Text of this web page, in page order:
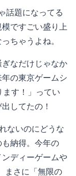
話題になってる
ですごい盛り上
ちゃうよね。
なだけじゃなか
の東京ゲームシ
す！」ってい
してたの！
ないのにどうな
納得。今年の
ディーゲームや
まさに「無限の